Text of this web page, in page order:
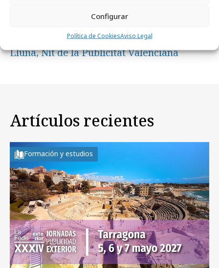
Configurar
Política de CookiesAviso Legal
Publips y AGR! Machine triunfan en La
Lluna, Nit de la Publicitat Valenciana
Artículos recientes
Formación y estudios